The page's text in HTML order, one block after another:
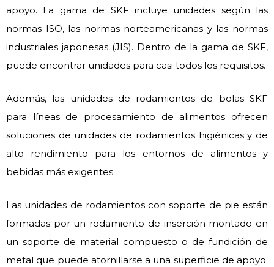
apoyo. La gama de SKF incluye unidades según las
normas ISO, las normas norteamericanas y las normas
industriales japonesas (JIS). Dentro de la gama de SKF,
puede encontrar unidades para casi todos los requisitos.
Además, las unidades de rodamientos de bolas SKF
para líneas de procesamiento de alimentos ofrecen
soluciones de unidades de rodamientos higiénicas y de
alto rendimiento para los entornos de alimentos y
bebidas más exigentes.
Las unidades de rodamientos con soporte de pie están
formadas por un rodamiento de inserción montado en
un soporte de material compuesto o de fundición de
metal que puede atornillarse a una superficie de apoyo.